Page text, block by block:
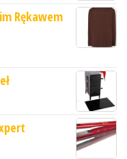
Rękawem